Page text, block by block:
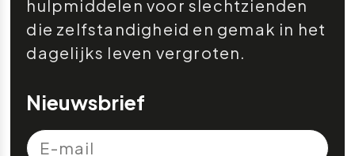
hulpmiddelen voor slechtzienden
die zelfstandigheid en gemak in het
dagelijks leven vergroten.
Nieuwsbrief